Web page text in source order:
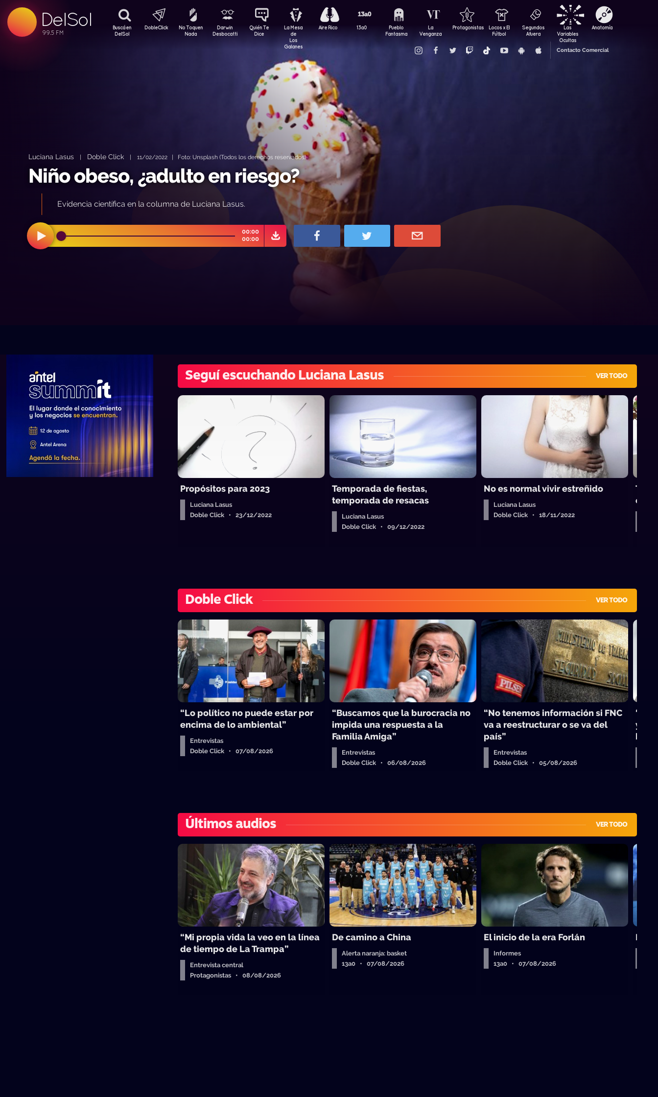
DelSol
99.5 FM
99.5 FM
99.5 FM
Buscá en
DelSol
DobleClick
No Toquen
Nada
Darwin
Desbocatti
Quién Te
Dice
La Mesa
de
Los
Galanes
Aire Rico 13a0
Pueblo
Fantasma
La
Venganza
Protagonistas
Locos x El
Fútbol
Segundos
Afuera
Las
Variables
Ocultas
Anatomía
Contacto Comercial
Luciana Lasus| Doble Click | 11/02/2022 | Foto: Unsplash (Todos los derechos reservados)
Niño obeso, ¿adulto en riesgo?
Evidencia científica en la columna de Luciana Lasus.
00:00
00:00
Seguí escuchando Luciana Lasus VER TODO
Propósitos para 2023
Luciana Lasus
Doble Click • 23/12/2022
Temporada de fiestas,
temporada de resacas
Luciana Lasus
Doble Click • 09/12/2022
No es normal vivir estreñido
Luciana Lasus
Doble Click • 18/11/2022
Tu
es
Doble Click VER TODO
“Lo político no puede estar por
encima de lo ambiental”
Entrevistas
Doble Click • 07/08/2026
“Buscamos que la burocracia no
impida una respuesta a la
Familia Amiga”
Entrevistas
Doble Click • 06/08/2026
“No tenemos información si FNC
va a reestructurar o se va del
país”
Entrevistas
Doble Click • 05/08/2026
“El
y en
Últimos audios VER TODO
“Mi propia vida la veo en la línea
de tiempo de La Trampa”
Entrevista central
Protagonistas • 08/08/2026
De camino a China
Alerta naranja: basket
13a0 • 07/08/2026
El inicio de la era Forlán
Informes
13a0 • 07/08/2026
El